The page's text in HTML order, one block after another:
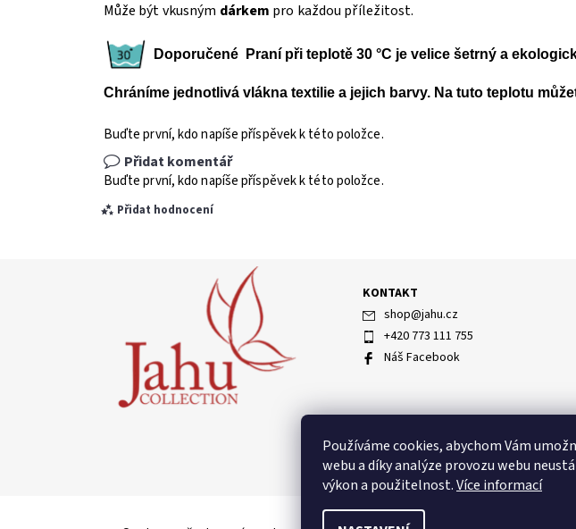
Může být vkusným dárkem pro každou příležitost.
Doporučené Praní při teplotě 30 °C je velice šetrný a
Chráníme jednotlivá vlákna textilie a jejich barvy. Na tuto teplotu
Buďte první, kdo napíše příspěvek k této položce.
Přidat komentář
Buďte první, kdo napíše příspěvek k této položce.
Přidat hodnocení
podmínkami ochrany osobních údajů
KONTAKT
shop@jahu.cz
+420 773 111 755
Náš Facebook
Používáme cookies, abychom Vám
webu a díky analýze provozu webu
výkon a použitelnost.Více informací